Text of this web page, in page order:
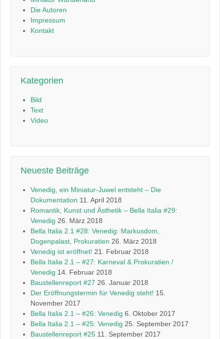
Die Autoren
Impressum
Kontakt
Kategorien
Bild
Text
Video
Neueste Beiträge
Venedig, ein Miniatur-Juwel entsteht – Die
Dokumentation 11. April 2018
Romantik, Kunst und Ästhetik – Bella Italia #29:
Venedig 26. März 2018
Bella Italia 2.1 #28: Venedig: Markusdom,
Dogenpalast, Prokuratien 26. März 2018
Venedig ist eröffnet! 21. Februar 2018
Bella Italia 2.1 – #27: Karneval & Prokuratien /
Venedig 14. Februar 2018
Baustellenreport #27 26. Januar 2018
Der Eröffnungstermin für Venedig steht! 15.
November 2017
Bella Italia 2.1 – #26: Venedig 6. Oktober 2017
Bella Italia 2.1 – #25: Venedig 25. September 2017
Baustellenreport #25 11. September 2017